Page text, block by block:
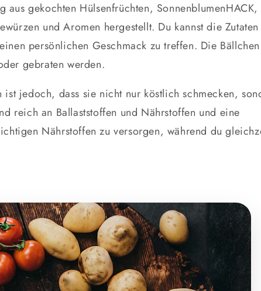
gekochten Hülsenfrüchten, SonnenblumenHACK,
und Aromen hergestellt. Du kannst die Zutaten
persönlichen Geschmack zu treffen. Die
gebraten werden.
ist jedoch, dass sie nicht nur köstlich schmecken,
reich an Ballaststoffen und Nährstoffen und eine
Nährstoffen zu versorgen, während du